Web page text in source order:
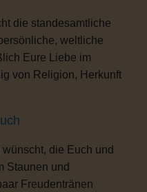
die standesamtliche
weltliche
Eure Liebe im
von Religion, Herkunft
die Euch und
Staunen und
Freudentränen